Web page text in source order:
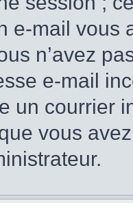
e-mail
n’avez
e-mail
un courrier
vous